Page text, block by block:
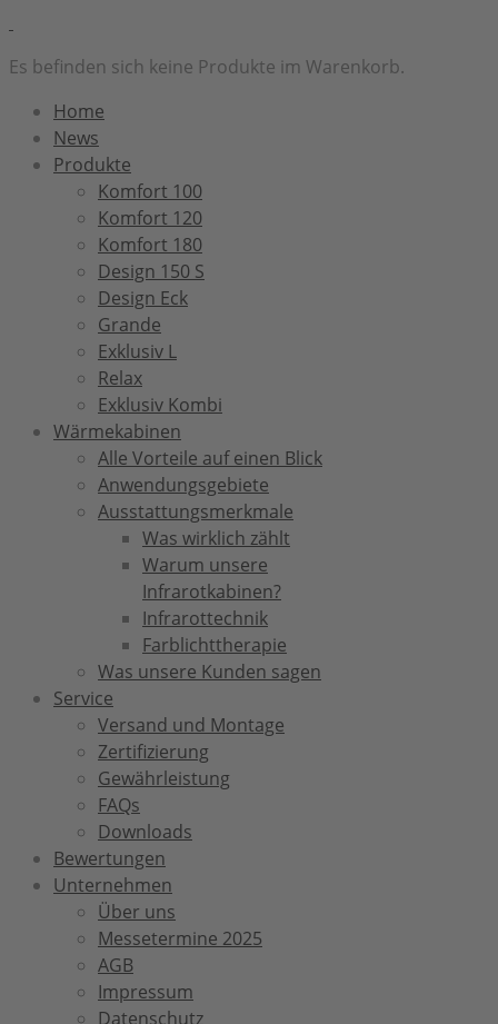
Es befinden sich keine Produkte im Warenkorb.
Home
News
Produkte
Komfort 100
Komfort 120
Komfort 180
Design 150 S
Design Eck
Grande
Exklusiv L
Relax
Exklusiv Kombi
Wärmekabinen
Alle Vorteile auf einen Blick
Anwendungsgebiete
Ausstattungsmerkmale
Was wirklich zählt
Warum unsere
Infrarotkabinen?
Infrarottechnik
Farblichttherapie
Was unsere Kunden sagen
Service
Versand und Montage
Zertifizierung
Gewährleistung
FAQs
Downloads
Bewertungen
Unternehmen
Über uns
Messetermine 2025
AGB
Impressum
Datenschutz